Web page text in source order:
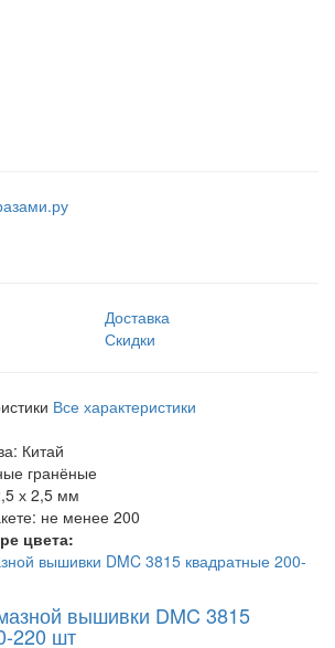
Доставка
Скидки
Все характеристики
Китай
гранёные
х 2,5 мм
не менее 200
цвета:
вышивки DMC 3815
220 шт